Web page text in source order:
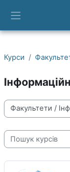
Курси
Категорії курсів
Пошук курсів